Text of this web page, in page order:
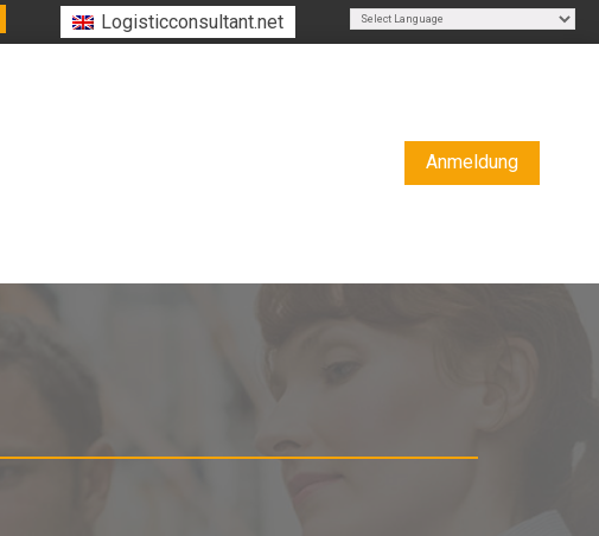
Logisticconsultant.net
Powered by
Translate
Anmeldung